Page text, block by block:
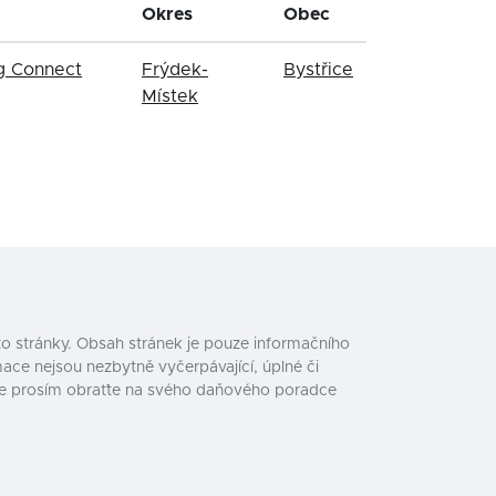
Okres Obec
Connect
Frýdek-
Místek
Bystřice
stránky. Obsah stránek je pouze informačního
nejsou nezbytně vyčerpávající, úplné či
prosím obraťte na svého daňového poradce